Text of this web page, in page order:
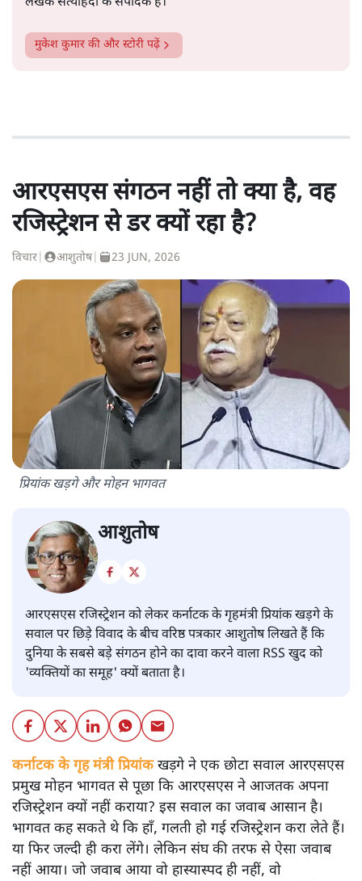
मुकेश कुमार की और स्टोरी पढ़ें
आरएसएस संगठन नहीं तो क्या है, वह
रजिस्ट्रेशन से डर क्यों रहा है?
विचार आशुतोष| 23 JUN, 2026
प्रियांक खड़गे और मोहन भागवत
आशुतोष
आरएसएस रजिस्ट्रेशन को लेकर कर्नाटक के गृहमंत्री प्रियांक खड़गे के
सवाल पर छिड़े विवाद के बीच वरिष्ठ पत्रकार आशुतोष लिखते हैं कि
दुनिया के सबसे बड़े संगठन होने का दावा करने वाला RSS खुद को
'व्यक्तियों का समूह' क्यों बताता है।
कर्नाटक के गृह मंत्री प्रियांकखड़गे ने एक छोटा सवाल आरएसएस
प्रमुख मोहन भागवत से पूछा कि आरएसएस ने आजतक अपना
रजिस्ट्रेशन क्यों नहीं कराया? इस सवाल का जवाब आसान है।
भागवत कह सकते थे कि हाँ, गलती हो गई रजिस्ट्रेशन करा लेते हैं।
या फिर जल्दी ही करा लेंगे। लेकिन संघ की तरफ से ऐसा जवाब
नहीं आया। जो जवाब आया वो हास्यास्पद ही नहीं, वो